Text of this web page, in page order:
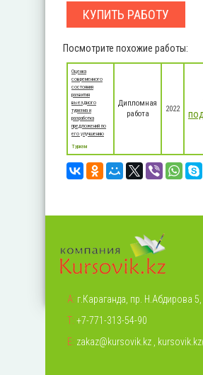
КУПИТЬ РАБОТУ
Посмотрите похожие работы:
Оценка
современного
состояния
развития
выездного
туризма и
разработка
предложений по
его улучшению
Туризм
Дипломная
работа
2022
А: г.Караганда, пр. Н.Абдирова
Т: +7-771-313-54-90
Е: zakaz@kursovik.kz ,